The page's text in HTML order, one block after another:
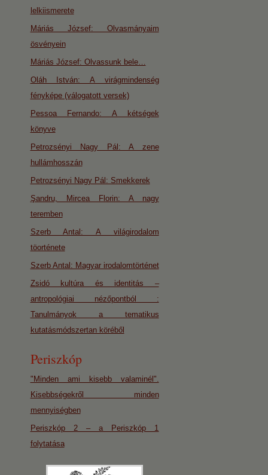
lelkiismerete
Máriás József: Olvasmányaim
ösvényein
Máriás József: Olvassunk bele…
Oláh István: A virágmindenség
fényképe (válogatott versek)
Pessoa Fernando: A kétségek
könyve
Petrozsényi Nagy Pál: A zene
hullámhosszán
Petrozsényi Nagy Pál: Smekkerek
Şandru, Mircea Florin: A nagy
teremben
Szerb Antal: A világirodalom
töorténete
Szerb Antal: Magyar irodalomtörténet
Zsidó kultúra és identitás –
antropológiai nézőpontból :
Tanulmányok a tematikus
kutatásmódszertan köréből
Periszkóp
"Minden ami kisebb valaminél".
Kisebbségekről minden
mennyiségben
Periszkóp 2 – a Periszkóp 1
folytatása